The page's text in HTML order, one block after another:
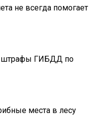
не всегда помогает
штрафы ГИБДД по
места в лесу